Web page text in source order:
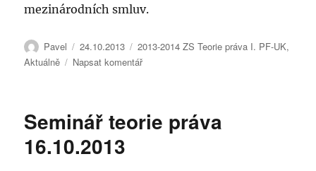
mezinárodních smluv.
Autor:
Pavel Publikováno:
24.10.2013 Rubriky:
2013-2014 ZS Teorie práva I. PF-UK,
Aktuálně
Napsat komentářpro
Seminář
Seminář teorie práva
16.10.2013